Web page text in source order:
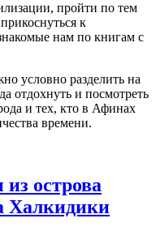
пройти по тем
к
нам по книгам с
условно разделить на
отдохнуть и посмотреть
и тех, кто в Афинах
времени.
острова
Халкидики